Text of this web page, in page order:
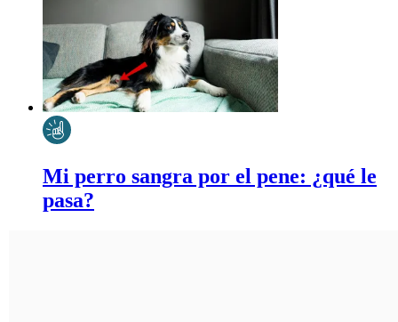
Mi perro sangra por el pene: ¿qué le
pasa?